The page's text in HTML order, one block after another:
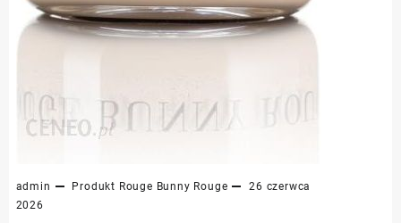
admin Produkt Rouge Bunny Rouge
26 czerwca
2026